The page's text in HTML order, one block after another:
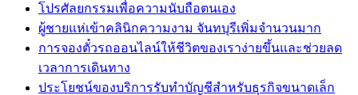
โปรศัลยกรรมเพื่อความนับถือตนเอง
ผู้ชายแห่เข้าคลินิกความงาม จันทบุรีเพิ่มจำนวนมาก
การจองตั๋วรถออนไลน์ให้ชีวิตของเราง่ายขึ้นและช่วยลด
เวลาการเดินทาง
ประโยชน์ของบริการรับทำบัญชีสำหรับธุรกิจขนาดเล็ก